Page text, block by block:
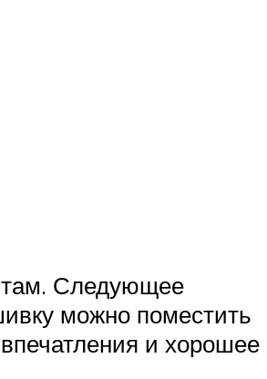
Следующее
можно поместить
и хорошее